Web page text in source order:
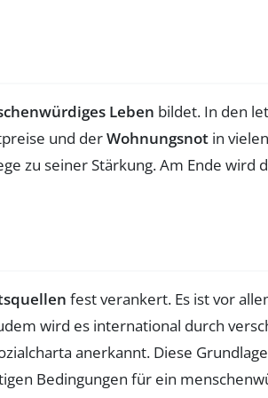
Leben bildet. In den
und derWohnungsnot in
zu seiner Stärkung. Am Ende wird
fest verankert. Es ist vor
wird es international durch
anerkannt. Diese
Bedingungen für ein